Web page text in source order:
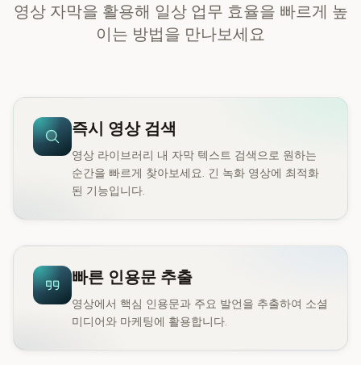
영상 자막을 활용해 일상 업무 효율을 빠르게 높
이는 방법을 만나보세요
즉시 영상 검색
영상 라이브러리 내 자막 텍스트 검색으로 원하는
순간을 빠르게 찾아보세요. 긴 녹화 영상에 최적화
된 기능입니다.
빠른 인용문 추출
영상에서 핵심 인용문과 주요 발언을 추출하여 소셜
미디어와 마케팅에 활용합니다.